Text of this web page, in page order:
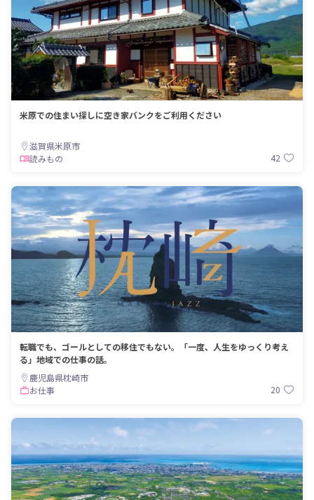
米原での住まい探しに空き家バンクをご利用ください
滋賀県米原市
読みもの
42
転職でも、ゴールとしての移住でもない。「一度、人生をゆっくり考え
る」地域での仕事の話。
鹿児島県枕崎市
お仕事
20